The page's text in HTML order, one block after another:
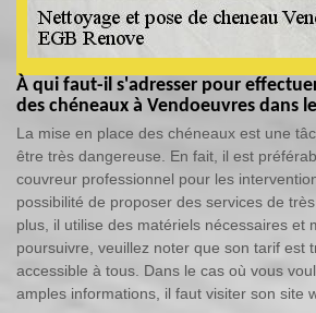
À qui faut-il s'adresser pour
des chéneaux à Vendoeuvres dans
La mise en place des chéneaux est une
être très dangereuse. En fait, il est
couvreur professionnel pour les
possibilité de proposer des services de
plus, il utilise des matériels nécessaires et
poursuivre, veuillez noter que son tarif est
accessible à tous. Dans le cas où vous
amples informations, il faut visiter son site